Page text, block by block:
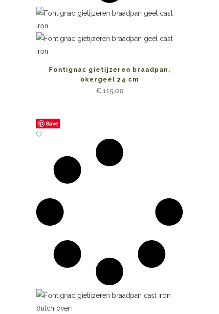
Fontignac gietijzeren braadpan,
okergeel 24 cm
€115,00
Save